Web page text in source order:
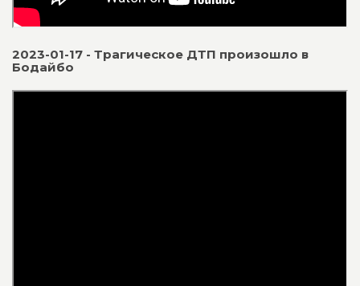
2023-01-17 - Трагическое ДТП произошло в
Бодайбо